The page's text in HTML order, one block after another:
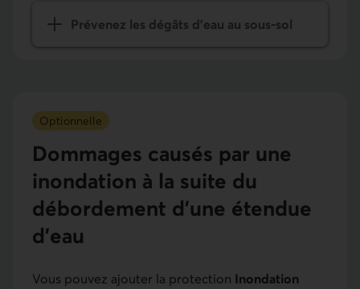
Prévenez les dégâts d’eau au sous-sol
Dom­mages causés par une
inondation à la suite du
déborde­ment d’une étendue
d’eau
Optionnelle
Vous pouvez ajouter la protection Inondation